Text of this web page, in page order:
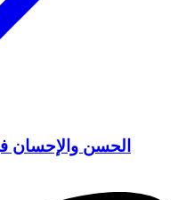
الحسن والإحسان